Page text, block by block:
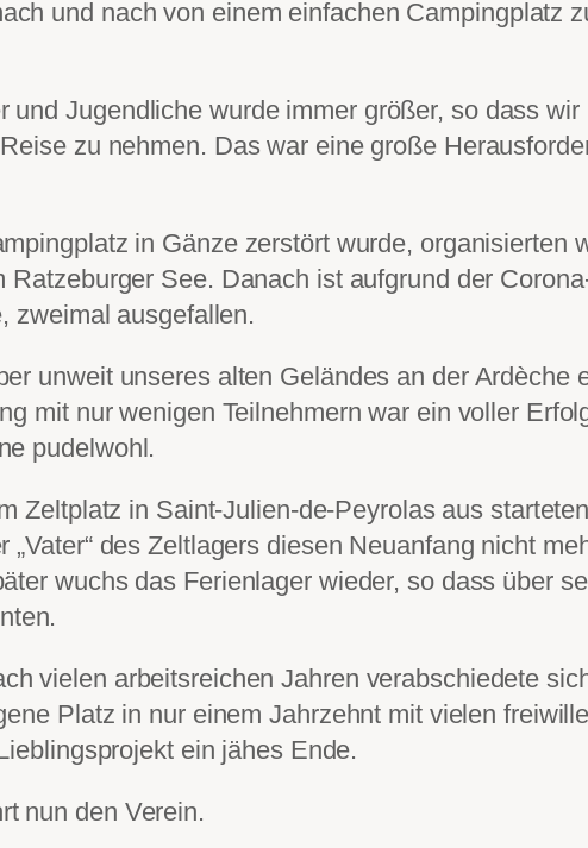
und nach von einem einfachen Campingplatz
Jugendliche wurde immer größer, so dass
zu nehmen. Das war eine große
in Gänze zerstört wurde, organisierten
See. Danach ist aufgrund der
zweimal ausgefallen.
unweit unseres alten Geländes an der Ardèche
mit nur wenigen Teilnehmern war ein voller
pudelwohl.
Zeltplatz in Saint-Julien-de-Peyrolas aus
des Zeltlagers diesen Neuanfang nicht
wuchs das Ferienlager wieder, so dass über
vielen arbeitsreichen Jahren verabschiedete
Platz in nur einem Jahrzehnt mit vielen
ein jähes Ende.
nun den Verein.